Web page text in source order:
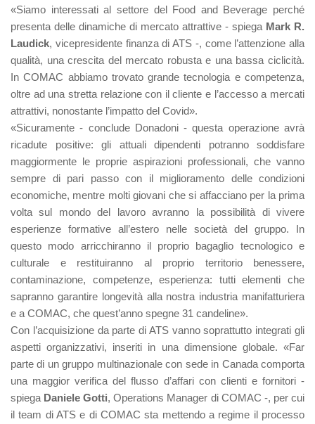
«Siamo interessati al settore del Food and Beverage perché
presenta delle dinamiche di mercato attrattive - spiega Mark R.
Laudick, vicepresidente finanza di ATS -, come l’attenzione alla
qualità, una crescita del mercato robusta e una bassa ciclicità.
In COMAC abbiamo trovato grande tecnologia e competenza,
oltre ad una stretta relazione con il cliente e l’accesso a mercati
attrattivi, nonostante l’impatto del Covid».
«Sicuramente - conclude Donadoni - questa operazione avrà
ricadute positive: gli attuali dipendenti potranno soddisfare
maggiormente le proprie aspirazioni professionali, che vanno
sempre di pari passo con il miglioramento delle condizioni
economiche, mentre molti giovani che si affacciano per la prima
volta sul mondo del lavoro avranno la possibilità di vivere
esperienze formative all’estero nelle società del gruppo. In
questo modo arricchiranno il proprio bagaglio tecnologico e
culturale e restituiranno al proprio territorio benessere,
contaminazione, competenze, esperienza: tutti elementi che
sapranno garantire longevità alla nostra industria manifatturiera
e a COMAC, che quest’anno spegne 31 candeline».
Con l’acquisizione da parte di ATS vanno soprattutto integrati gli
aspetti organizzativi, inseriti in una dimensione globale. «Far
parte di un gruppo multinazionale con sede in Canada comporta
una maggior verifica del flusso d’affari con clienti e fornitori -
spiega Daniele Gotti, Operations Manager di COMAC -, per cui
il team di ATS e di COMAC sta mettendo a regime il processo